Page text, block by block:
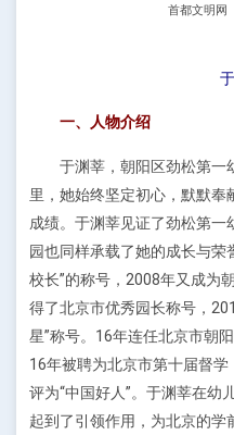
首都文明网
一、人物介绍
于渊莘，朝阳区劲松第一
里，她始终坚定初心，默默奉
成绩。于渊莘见证了劲松第
园也同样承载了她的成长与荣
校长”的称号，2008年又成为
得了北京市优秀园长称号，
星”称号。16年连任北京市朝
16年被聘为北京市第十届督
评为“中国好人”。于渊莘在幼
起到了引领作用，为北京的